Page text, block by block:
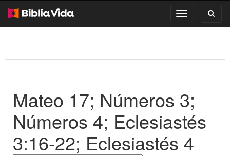
Toggle
navigation
Mateo 17; Números 3;
Números 4; Eclesiastés
3:16-22; Eclesiastés 4